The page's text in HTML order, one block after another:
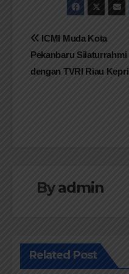
Navigasi
pos
ICMI Muda Kota
Pekanbaru Silaturrahmi
dengan TVRI Riau Kepri
Byadmin
Related Post